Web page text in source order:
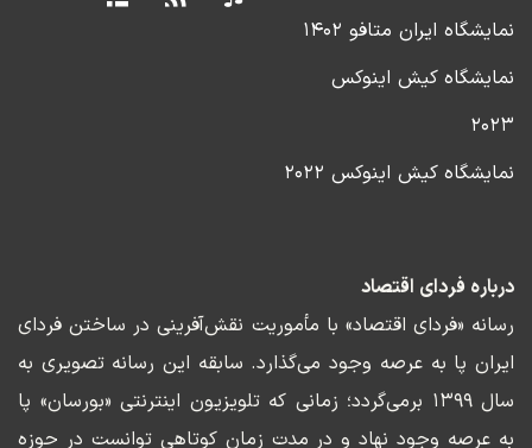
نمایشگاه ایران متافو ۱۴۰۲
نمایشگاه کیش اینوکس
۲۰۲۳
نمایشگاه کیش اینوکس ۲۰۲۲
درباره فردای اقتصاد
رسانه «فردای اقتصاد» با مأموریت نقش‌آفرینی در ساختن فردای
ایران پا به عرصه وجود می‌گذارد. سابقه این رسانه تصویری به
سال ۱۳۹۹ برمی‌گردد؛ زمانی که تلویزیون اینترنتی «بورسان» پا
به عرصه وجود نهاد و در مدت زمان کوتاهی توانست در حوزه